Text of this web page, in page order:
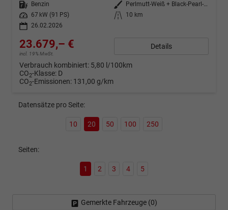
Kraftstoff
Benzin Außenfarbe
Perlmutt-Weiß + Black-Pearl-Sch
Leistung
67 kW (91 PS) Kilometerstand
10 km
26.02.2026
23.679,– €
incl. 19% MwSt.
Details
Verbrauch kombiniert: 5,80 l/100km
CO2-Klasse: D
CO2-Emissionen: 131,00 g/km
Datensätze pro Seite:
10 20 50 100 250
Seiten:
1 2 3 4 5
Gemerkte Fahrzeuge (0)